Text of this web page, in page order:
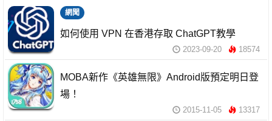
網聞
如何使用 VPN 在香港存取 ChatGPT教學
2023-09-20 18574
MOBA新作《英雄無限》Android版預定明日登
場！
2015-11-05 13317